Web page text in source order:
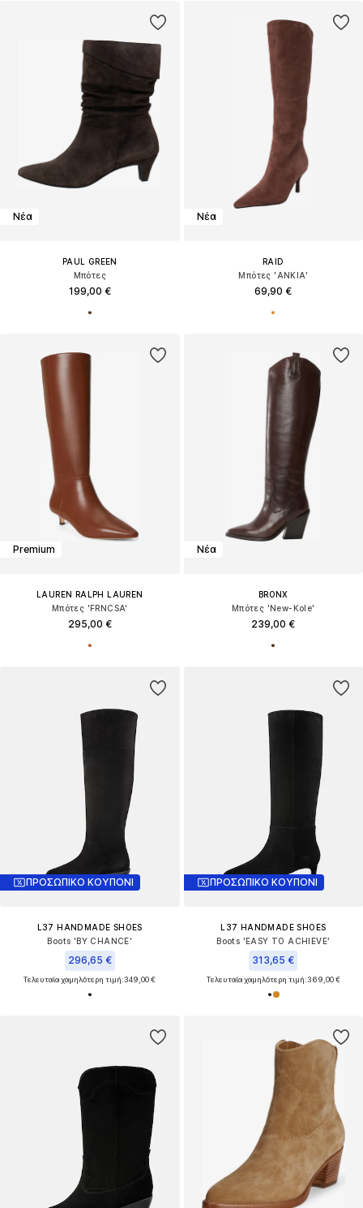
Νέα
PAUL GREEN
Μπότες
199,00 €
Νέα
RAID
Μπότες 'ANKIA'
69,90 €
Premium
LAUREN RALPH LAUREN
Μπότες 'FRNCSA'
295,00 €
Νέα
BRONX
Μπότες 'New-Kole'
239,00 €
ΠΡΟΣΩΠΙΚΟ ΚΟΥΠΟΝΙ
L37 HANDMADE SHOES
Boots 'BY CHANCE'
296,65 €
Τελευταία χαμηλότερη τιμή:349,00 €
ΠΡΟΣΩΠΙΚΟ ΚΟΥΠΟΝΙ
L37 HANDMADE SHOES
Boots 'EASY TO ACHIEVE'
313,65 €
Τελευταία χαμηλότερη τιμή:369,00 €